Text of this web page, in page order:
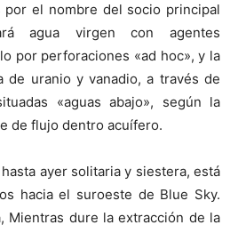
por el nombre del socio principal
agua virgen con agentes
por perforaciones «ad hoc», y la
de uranio y vanadio, a través de
«aguas abajo», según la
de flujo dentro acuífero.
ayer solitaria y siestera, está
hacia el suroeste de Blue Sky.
Mientras dure la extracción de la